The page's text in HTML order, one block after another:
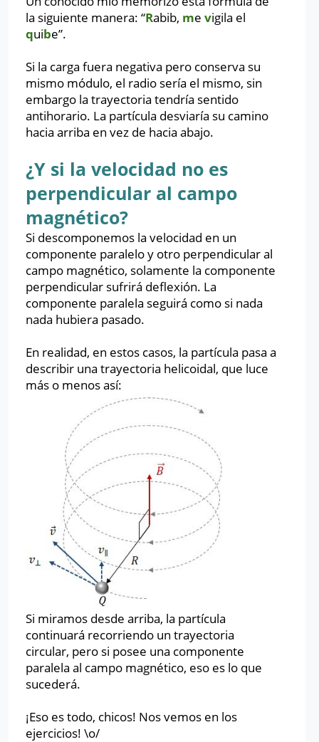
la siguiente manera: “Rabib, me vigila el
quibe”.
Si la carga fuera negativa pero conserva su
mismo módulo, el radio sería el mismo, sin
embargo la trayectoria tendría sentido
antihorario. La partícula desviaría su camino
hacia arriba en vez de hacia abajo.
¿Y si la velocidad no es
perpendicular al campo
magnético?
Si descomponemos la velocidad en un
componente paralelo y otro perpendicular al
campo magnético, solamente la componente
perpendicular sufrirá deflexión. La
componente paralela seguirá como si nada
nada hubiera pasado.
En realidad, en estos casos, la partícula pasa a
describir una trayectoria helicoidal, que luce
más o menos así:
Si miramos desde arriba, la partícula
continuará recorriendo un trayectoria
circular, pero si posee una componente
paralela al campo magnético, eso es lo que
sucederá.
¡Eso es todo, chicos! Nos vemos en los
ejercicios! \o/